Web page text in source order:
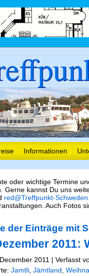
Informationen
oder wichtige Termine
Gerne kannst Du uns
red@Treffpunkt-
Auch Fotos
der Einträge mit
2011 | Verfasst
Jamtli, Jämtland,